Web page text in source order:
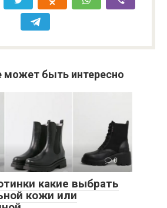
может быть интересно
0
какие выбрать
кожи или